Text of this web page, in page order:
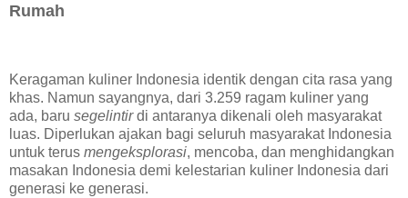
Rumah
Keragaman kuliner Indonesia identik dengan cita rasa yang
khas. Namun sayangnya, dari 3.259 ragam kuliner yang
ada, baru segelintirdi antaranya dikenali oleh masyarakat
luas. Diperlukan ajakan bagi seluruh masyarakat Indonesia
untuk terus mengeksplorasi, mencoba, dan menghidangkan
masakan Indonesia demi kelestarian kuliner Indonesia dari
generasi ke generasi.